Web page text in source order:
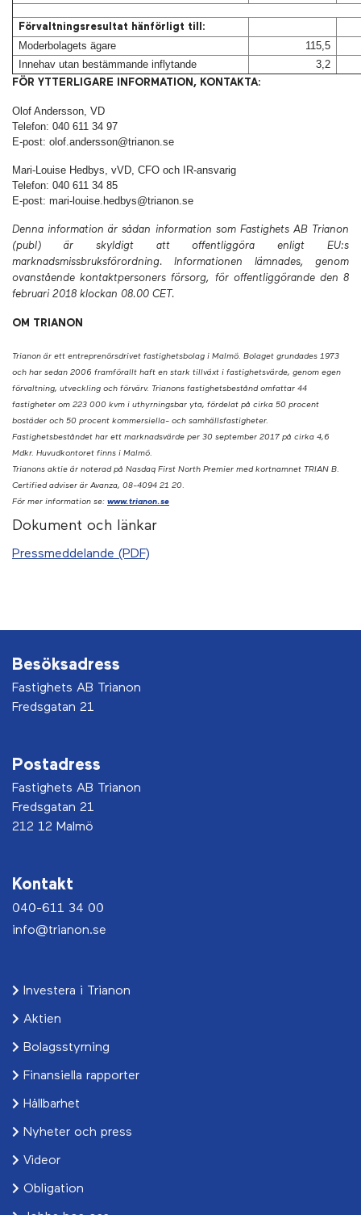
Förvaltningsresultat hänförligt till:
Moderbolagets ägare
115,5
Innehav utan bestämmande inflytande
3,2
FÖR YTTERLIGARE INFORMATION, KONTAKTA:
Olof Andersson, VD
Telefon: 040 611 34 97
E-post: olof.andersson@trianon.se
Mari-Louise Hedbys, vVD, CFO och IR-ansvarig
Telefon: 040 611 34 85
E-post: mari-louise.hedbys@trianon.se
Denna information är sådan information som Fastighets AB Trianon
(publ) är skyldigt att offentliggöra enligt EU:s
marknadsmissbruksförordning. Informationen lämnades, genom
ovanstående kontaktpersoners försorg, för offentliggörande den 8
februari 2018 klockan 08.00 CET.
OM TRIANON
Trianon är ett entreprenörsdrivet fastighetsbolag i Malmö. Bolaget grundades 1973
och har sedan 2006 framförallt haft en stark tillväxt i fastighetsvärde, genom egen
förvaltning, utveckling och förvärv. Trianons fastighetsbestånd omfattar 44
fastigheter om 223 000 kvm i uthyrningsbar yta, fördelat på cirka 50 procent
bostäder och 50 procent kommersiella- och samhällsfastigheter.
Fastighetsbeståndet har ett marknadsvärde per 30 september 2017 på cirka 4,6
Mdkr. Huvudkontoret finns i Malmö.
Trianons aktie är noterad på Nasdaq First North Premier med kortnamnet TRIAN B.
Certified adviser är Avanza, 08-4094 21 20.
För mer information se: www.trianon.se
Dokument och länkar
Pressmeddelande (PDF)
Besöksadress
Fastighets AB Trianon
Fredsgatan 21
Postadress
Fastighets AB Trianon
Fredsgatan 21
212 12 Malmö
Kontakt
040-611 34 00
info@trianon.se
Investera i Trianon
Aktien
Bolagsstyrning
Finansiella rapporter
Hållbarhet
Nyheter och press
Videor
Obligation